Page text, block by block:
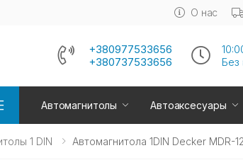
О нас
+380977533656
+380737533656
Автомагнитолы Автоаксесуары
1 DIN Автомагнитола 1DIN Decker MDR-